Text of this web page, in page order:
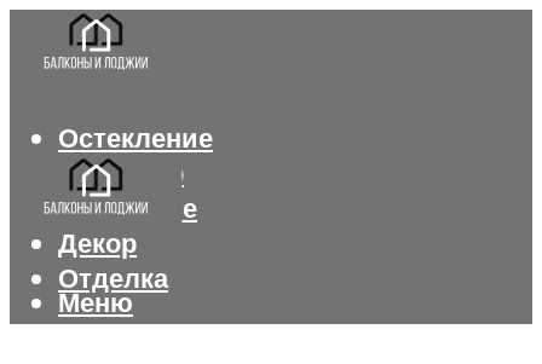
Остекление
Интерьер
Утепление
Декор
Отделка
Меню